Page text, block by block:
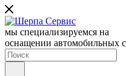
мы специализируемся на
оснащении автомобильных